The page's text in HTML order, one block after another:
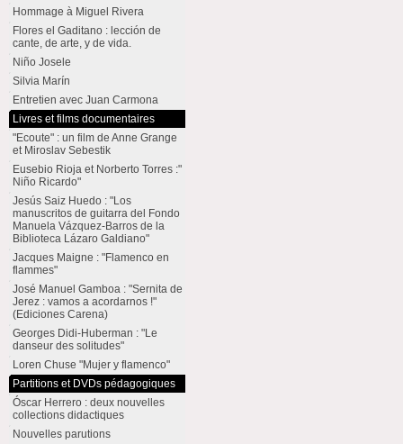
Hommage à Miguel Rivera
Flores el Gaditano : lección de
cante, de arte, y de vida.
Niño Josele
Silvia Marín
Entretien avec Juan Carmona
Livres et films documentaires
"Ecoute" : un film de Anne Grange
et Miroslav Sebestik
Eusebio Rioja et Norberto Torres :"
Niño Ricardo"
Jesús Saiz Huedo : "Los
manuscritos de guitarra del Fondo
Manuela Vázquez-Barros de la
Biblioteca Lázaro Galdiano"
Jacques Maigne : "Flamenco en
flammes"
José Manuel Gamboa : "Sernita de
Jerez : vamos a acordarnos !"
(Ediciones Carena)
Georges Didi-Huberman : "Le
danseur des solitudes"
Loren Chuse "Mujer y flamenco"
Partitions et DVDs pédagogiques
Óscar Herrero : deux nouvelles
collections didactiques
Nouvelles parutions